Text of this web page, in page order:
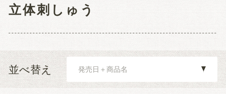
立体刺しゅう
並べ替え